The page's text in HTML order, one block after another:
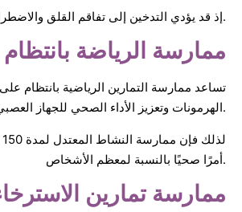
إذ قد يؤدي التدخين إلى تفاقم القلق والاضطرابات المزاجية.
ممارسة الرياضة بانتظام
تساعد ممارسة التمارين الرياضية بانتظام
الهرمونات وتعزيز الأداء الصحي للجهاز العصبي.
أمرًا صحيًا بالنسبة لمعظم الأشخاص.
ممارسة تمارين